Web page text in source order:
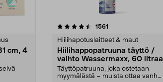
cm, 4
1561
Hiilihapotuslaitteet & maut
Hiilihappopatruuna täyttö /
vaihto Wassermaxx, 60 litraa
Täyttöpatruuna, joka ostetaan
myymälästä – muista ottaa vanha
4.5viidestä